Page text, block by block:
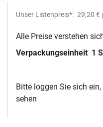
Unser Listenpreis*: 29,20 €
Alle Preise verstehen
Verpackungseinheit 1
Bitte loggen Sie sich
sehen